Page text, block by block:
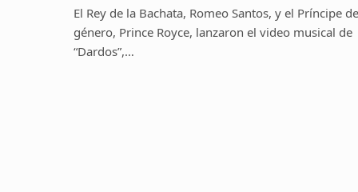
El Rey de la Bachata, Romeo Santos, y el Príncipe
género, Prince Royce, lanzaron el video musical de
“Dardos”,…